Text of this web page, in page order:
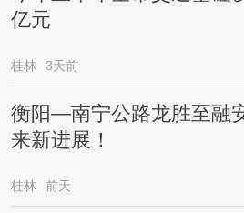
亿元
桂林 3天前
衡阳—南宁公路龙胜至融
来新进展！
桂林 前天